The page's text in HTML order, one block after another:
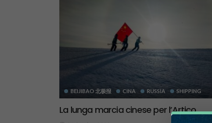
BEIJIBAO 北极报 CINA RUSSIA SHIPPING
La lunga marcia cinese per l’Artico